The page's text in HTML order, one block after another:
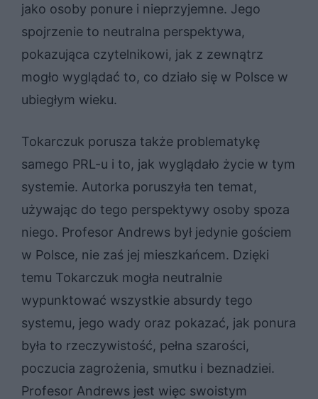
jako osoby ponure i nieprzyjemne. Jego
spojrzenie to neutralna perspektywa,
pokazująca czytelnikowi, jak z zewnątrz
mogło wyglądać to, co działo się w Polsce w
ubiegłym wieku.
Tokarczuk porusza także problematykę
samego PRL-u i to, jak wyglądało życie w tym
systemie. Autorka poruszyła ten temat,
używając do tego perspektywy osoby spoza
niego. Profesor Andrews był jedynie gościem
w Polsce, nie zaś jej mieszkańcem. Dzięki
temu Tokarczuk mogła neutralnie
wypunktować wszystkie absurdy tego
systemu, jego wady oraz pokazać, jak ponura
była to rzeczywistość, pełna szarości,
poczucia zagrożenia, smutku i beznadziei.
Profesor Andrews jest więc swoistym